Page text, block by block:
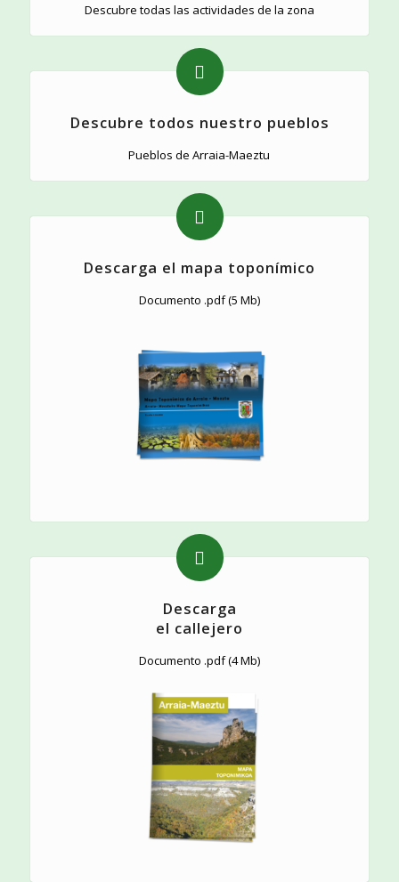
Descubre todas las actividades de la zona
Descubre todos nuestro pueblos
Pueblos de Arraia-Maeztu
Descarga el mapa toponímico
Documento .pdf (5 Mb)
Descarga
el callejero
Documento .pdf (4 Mb)